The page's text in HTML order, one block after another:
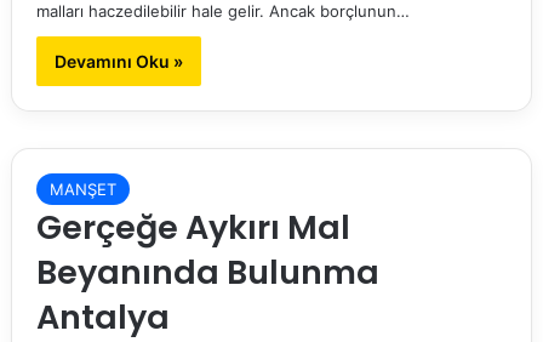
malları haczedilebilir hale gelir. Ancak borçlunun…
Devamını Oku »
MANŞET
Gerçeğe Aykırı Mal
Beyanında Bulunma
Antalya